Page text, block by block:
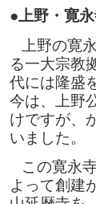
●上野・寛
上野の寛
る一大宗教
代には隆盛
今は、上野
けですが、
いました。
この寛永
よって創建